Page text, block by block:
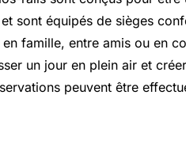
sont équipés de sièges
famille, entre amis ou en
un jour en plein air et
peuvent être